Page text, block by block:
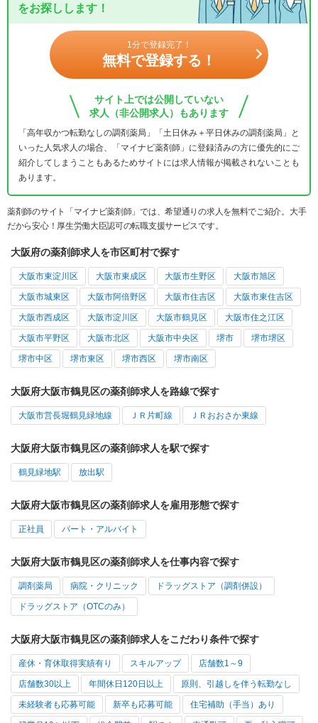
をお探しします！
1分で登録完了！
無料で登録する！
サイト上では公開していない
求人（非公開求人）もあります
「高年収かつ転勤なしの調剤薬局」「土日休み＋平日休みの調剤薬局」と
いった人気求人の場合、「マイナビ薬剤師」に登録済みの方に優先的にご
紹介してしまうこともあるためサイトには求人情報が掲載されないことも
あります。
薬剤師のサイト「マイナビ薬剤師」では、希望通りの求人を無料でご紹介。大手
だから安心！厚生労働大臣認可の転職支援サービスです。
大阪府の薬剤師求人を市区町村で探す
大阪市東淀川区 大阪市東成区 大阪市生野区 大阪市旭区
大阪市城東区 大阪市阿倍野区 大阪市住吉区 大阪市東住吉区
大阪市西成区 大阪市淀川区 大阪市鶴見区 大阪市住之江区
大阪市平野区 大阪市北区 大阪市中央区 堺市 堺市堺区
堺市中区 堺市東区 堺市西区 堺市南区
大阪府大阪市鶴見区の薬剤師求人を路線で探す
大阪市営長堀鶴見緑地線 ＪＲ片町線 ＪＲおおさか東線
大阪府大阪市鶴見区の薬剤師求人を駅で探す
鶴見緑地駅 放出駅
大阪府大阪市鶴見区の薬剤師求人を雇用形態で探す
正社員 パート・アルバイト
大阪府大阪市鶴見区の薬剤師求人を仕事内容で探す
調剤薬局 病院・クリニック ドラッグストア（調剤併設）
ドラッグストア（OTCのみ）
大阪府大阪市鶴見区の薬剤師求人をこだわり条件で探す
産休・育休取得実績有り スキルアップ 店舗数1～9
店舗数30以上 年間休日120日以上 原則、引越しを伴う転勤なし
未経験者も応募可能 新卒も応募可能 住宅補助（手当）あり